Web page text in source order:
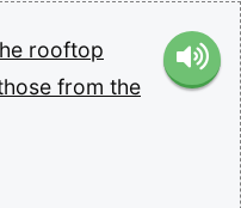
rooftop
from the